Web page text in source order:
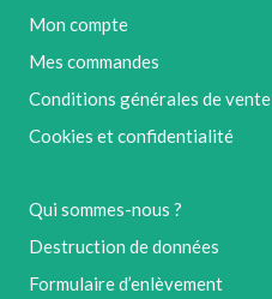
Mon compte
Mes commandes
Conditions générales de vente
Cookies et confidentialité
Qui sommes-nous ?
Destruction de données
Formulaire d’enlèvement